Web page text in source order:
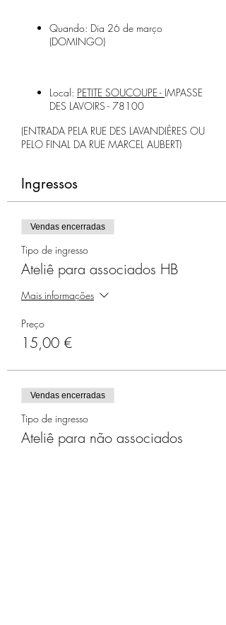
Quando: Dia 26 de março
(DOMINGO)
Local: PETITE SOUCOUPE - IMPASSE
DES LAVOIRS - 78100
(ENTRADA PELA RUE DES LAVANDIÈRES OU
PELO FINAL DA RUE MARCEL AUBERT)
Valor da inscrição para o ateliê, por
15€ para membros associados
20€ para não-associados
*CUPOM DESCONTO 10% DE IRMÃOS
(descontomeusirmaos)
Aproveite da tarifa promocional, torne-se
Ingressos
Vendas encerradas
Tipo de ingresso
Ateliê para associados HB
Mais informações
Preço
15,00 €
Vendas encerradas
Tipo de ingresso
Ateliê para não associados